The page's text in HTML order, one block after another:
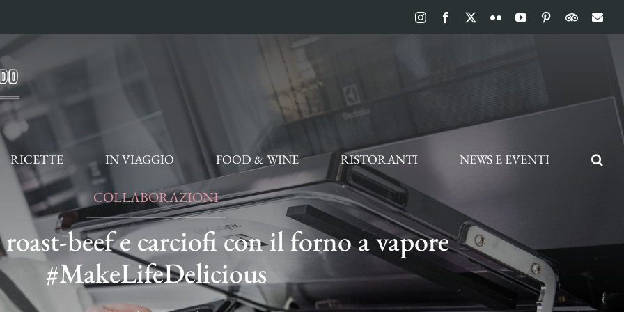
InstagramFacebook FlickrYouTubePinterest
RICETTE IN VIAGGIO FOOD & WINE RISTORANTI NEWS E EVENTI
COLLABORAZIONI
roast-beef e carciofi con il forno a vapore
#MakeLifeDelicious